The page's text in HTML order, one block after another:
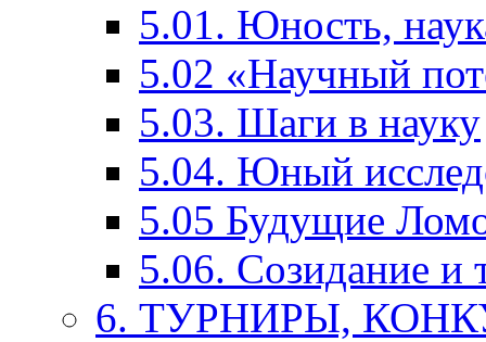
5.01. Юность,
5.02 «Научный
5.03. Шаги в науку
5.04. Юный
5.05 Будущие
5.06. Созидание и
6. ТУРНИРЫ,